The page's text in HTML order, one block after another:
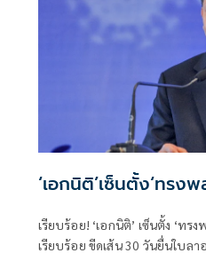
‘เอกนิติ’เซ็นตั้ง‘ทรง
เรียบร้อย! ‘เอกนิติ’ เซ็นตั้ง ‘ทร
เรียบร้อย ขีดเส้น 30 วันยื่นใบลา